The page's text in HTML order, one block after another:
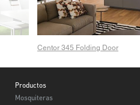
Centor 345 Folding Door
Productos
Mosquiteras